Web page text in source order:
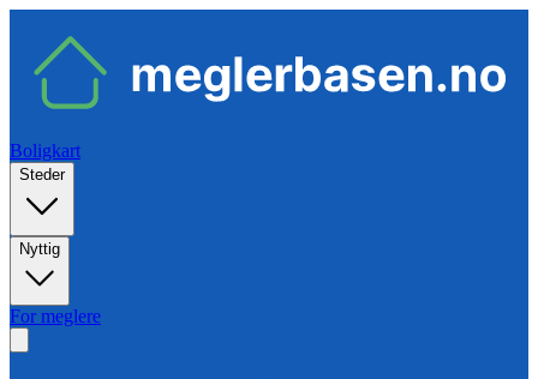
Boligkart
Steder
Nyttig
For meglere